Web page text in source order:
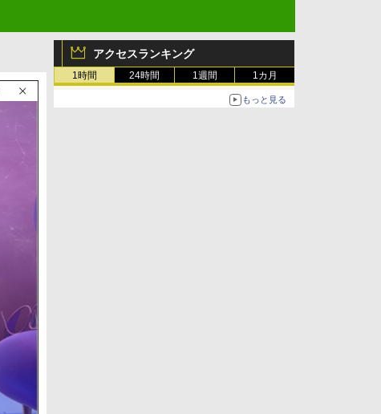
アクセスランキング
1時間 24時間 1週間 1カ月
もっと見る